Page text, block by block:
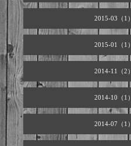
2015-03（1）
2015-01（1）
2014-11（2）
2014-10（1）
2014-07（1）